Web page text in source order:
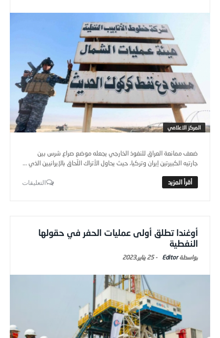
المركز الاعلامي
ضعف ممانعة العراق للنفوذ الخارجي يجعله موضع صراع شرس بين
جارتيه الكبيرتين إيران وتركيا، حيث يحاول الأتراك اللّحاق بالإيرانيين الذي ...
التعليقات
أوغندا تطلق أولى عمليات الحفر في حقولها
النفطية
Editor
-25 يناير,2023